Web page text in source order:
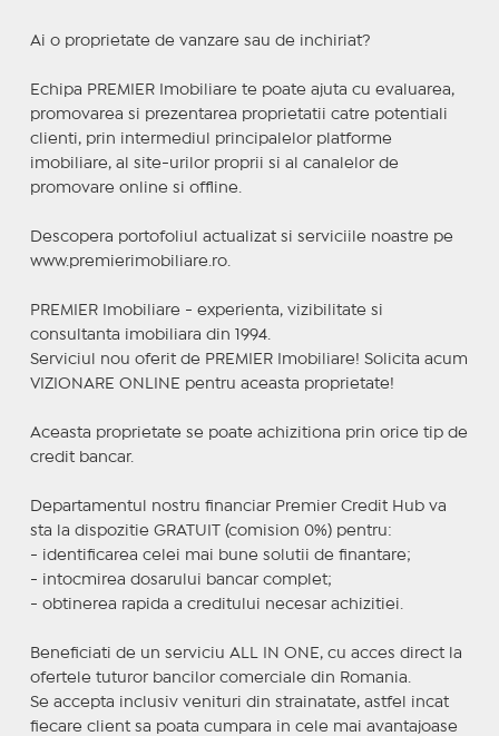
Ai o proprietate de vanzare sau de inchiriat?
Echipa PREMIER Imobiliare te poate ajuta cu evaluarea,
promovarea si prezentarea proprietatii catre potentiali
clienti, prin intermediul principalelor platforme
imobiliare, al site-urilor proprii si al canalelor de
promovare online si offline.
Descopera portofoliul actualizat si serviciile noastre pe
www.premierimobiliare.ro.
PREMIER Imobiliare - experienta, vizibilitate si
consultanta imobiliara din 1994.
Serviciul nou oferit de PREMIER Imobiliare! Solicita acum
VIZIONARE ONLINE pentru aceasta proprietate!
Aceasta proprietate se poate achizitiona prin orice tip de
credit bancar.
Departamentul nostru financiar Premier Credit Hub va
sta la dispozitie GRATUIT (comision 0%) pentru:
- identificarea celei mai bune solutii de finantare;
- intocmirea dosarului bancar complet;
- obtinerea rapida a creditului necesar achizitiei.
Beneficiati de un serviciu ALL IN ONE, cu acces direct la
ofertele tuturor bancilor comerciale din Romania.
Se accepta inclusiv venituri din strainatate, astfel incat
fiecare client sa poata cumpara in cele mai avantajoase